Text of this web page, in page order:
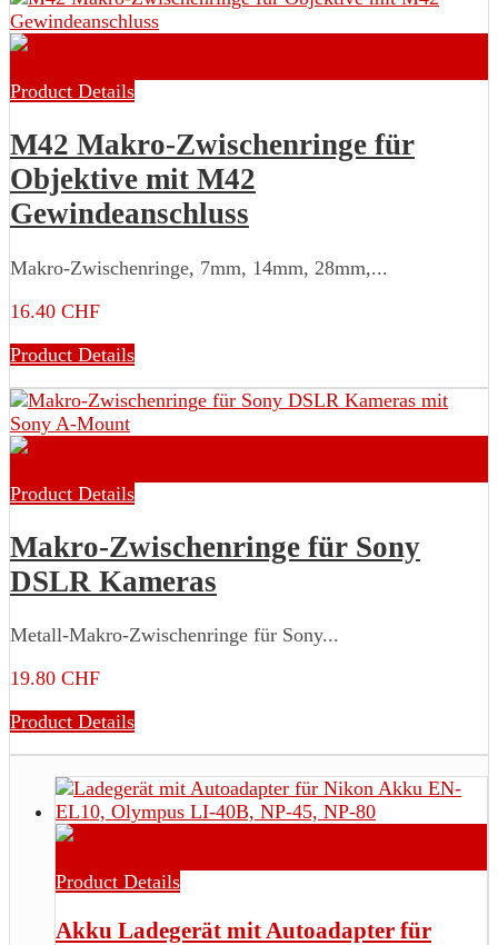
Product Details
M42 Makro-Zwischenringe für
Objektive mit M42
Gewindeanschluss
Makro-Zwischenringe, 7mm, 14mm, 28mm,...
16.40 CHF
Product Details
Product Details
Makro-Zwischenringe für Sony
DSLR Kameras
Metall-Makro-Zwischenringe für Sony...
19.80 CHF
Product Details
Product Details
Akku Ladegerät mit Autoadapter für